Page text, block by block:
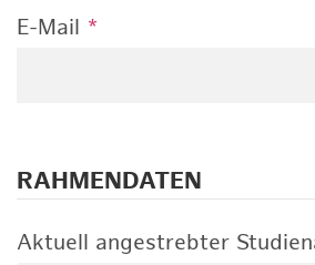
E-Mail *
RAHMENDATEN
Aktuell angestrebter